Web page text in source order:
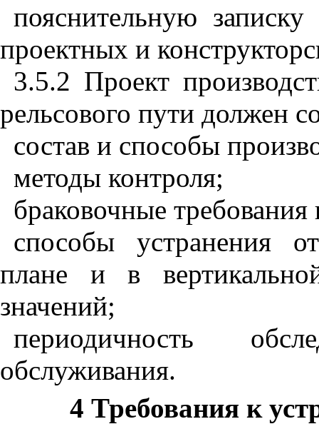
пояснительную
проектных и
3.5.2 Проект
рельсового пути должен
состав и способы
методы контроля;
браковочные
способы устранения
плане и в
значений;
периодичность
обслуживания.
4 Требования к